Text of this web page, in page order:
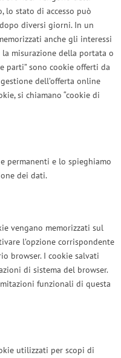
lo stato di accesso può
diversi giorni. In un
anche gli interessi
misurazione della portata o
parti” sono cookie offerti da
dell’offerta online
si chiamano “cookie di
permanenti e lo spieghiamo
dei dati.
vengano memorizzati sul
l’opzione corrispondente
browser. I cookie salvati
di sistema del browser.
funzionali di questa
utilizzati per scopi di